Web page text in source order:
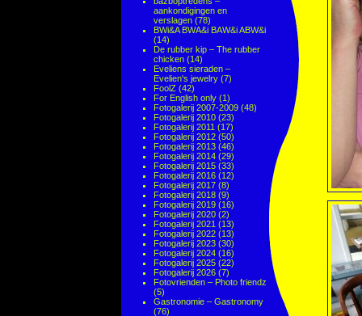
aankondigingen en
verslagen (78)
BWi&A BWA&i BAW&i ABW&i
(14)
De rubber kip – The rubber
chicken (14)
Eveliens sieraden –
Evelien's jewelry (7)
FoolZ (42)
For English only (1)
Fotogalerij 2007-2009 (48)
Fotogalerij 2010 (23)
Fotogalerij 2011 (17)
Fotogalerij 2012 (50)
Fotogalerij 2013 (46)
Fotogalerij 2014 (29)
Fotogalerij 2015 (33)
Fotogalerij 2016 (12)
Fotogalerij 2017 (8)
Fotogalerij 2018 (9)
Fotogalerij 2019 (16)
Fotogalerij 2020 (2)
Fotogalerij 2021 (13)
Fotogalerij 2022 (13)
Fotogalerij 2023 (30)
Fotogalerij 2024 (16)
Fotogalerij 2025 (22)
Fotogalerij 2026 (7)
Fotovrienden – Photo friendz
(5)
Gastronomie – Gastronomy
(76)